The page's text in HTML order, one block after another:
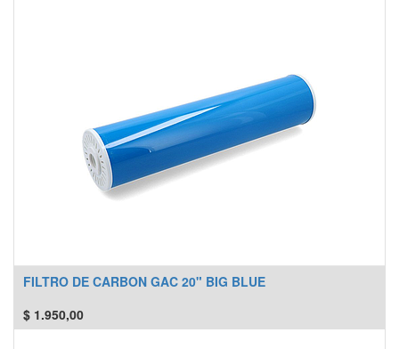
FILTRO DE CARBON GAC 20" BIG BLUE
$ 1.950,00